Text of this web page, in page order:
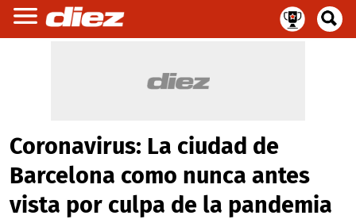
Coronavirus: La ciudad de
Barcelona como nunca antes
vista por culpa de la pandemia